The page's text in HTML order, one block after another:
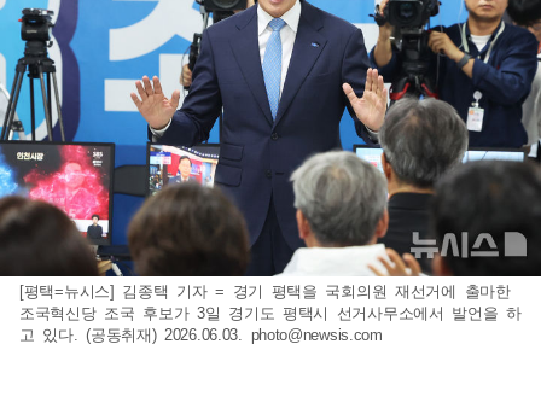
[평택=뉴시스] 김종택 기자 = 경기 평택을 국회의원 재선거에 출마한
조국혁신당 조국 후보가 3일 경기도 평택시 선거사무소에서 발언을 하
고 있다. (공동취재) 2026.06.03. photo@newsis.com